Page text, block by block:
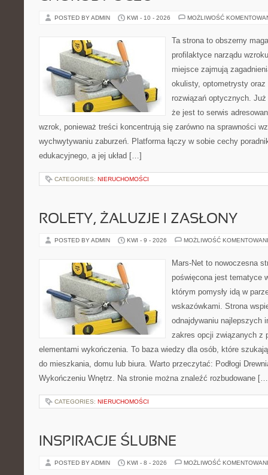
POSTED BY ADMIN KWI - 10 - 2026 MOŻLIWOŚĆ
Ta strona to obszerny
profilaktyce narządu
miejsce zajmują
okulisty, optometrysty oraz
rozwiązań optycznych.
że jest to serwis
wzrok, ponieważ treści koncentrują się zarówno na sprawności
wychwytywaniu zaburzeń. Platforma łączy w sobie cechy
edukacyjnego, a jej układ […]
CATEGORIES: NIERUCHOMOŚCI
ROLETY, ŻALUZJE I ZASŁONY
POSTED BY ADMIN KWI - 9 - 2026 MOŻLIWOŚĆ
Mars-Net to nowoczesna
poświęcona jest tematyce
którym pomysły idą w
wskazówkami. Strona
odnajdywaniu najlepszych
zakres opcji związanych z
elementami wykończenia. To baza wiedzy dla osób, które
do mieszkania, domu lub biura. Warto przeczytać: Podłogi
Wykończeniu Wnętrz. Na stronie można znaleźć rozbudowane
CATEGORIES: NIERUCHOMOŚCI
INSPIRACJE ŚLUBNE
POSTED BY ADMIN KWI - 8 - 2026 MOŻLIWOŚĆ